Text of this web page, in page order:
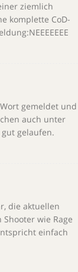
ziemlich
komplette CoD-
gemeldet und
auch unter
gelaufen.
die aktuellen
wie Rage
einfach